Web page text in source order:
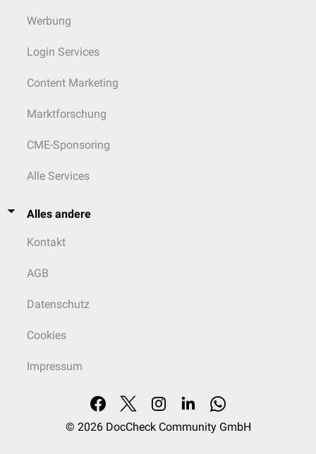
Werbung
Login Services
Content Marketing
Marktforschung
CME-Sponsoring
Alle Services
Alles andere
Kontakt
AGB
Datenschutz
Cookies
Impressum
© 2026 DocCheck Community GmbH